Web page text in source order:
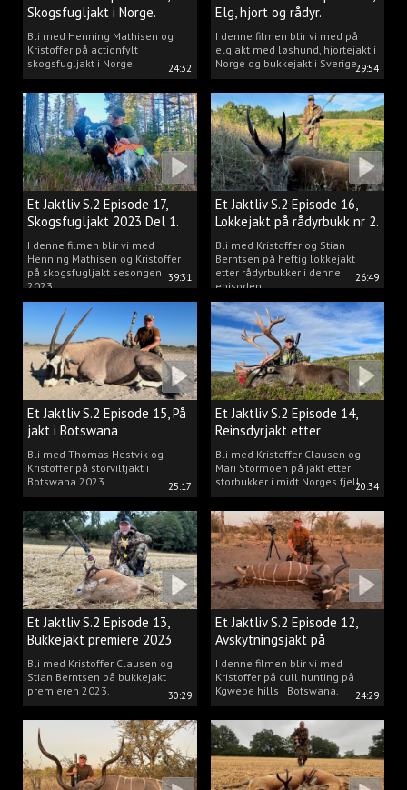
24:32
Skogsfugljakt i Norge.
Bli med Henning Mathisen og
Kristoffer på actionfylt
skogsfugljakt i Norge.
29:54
Elg, hjort og rådyr.
I denne filmen blir vi med på
elgjakt med løshund, hjortejakt i
Norge og bukkejakt i Sverige.
39:31
Et Jaktliv S.2 Episode 17,
Skogsfugljakt 2023 Del 1.
I denne filmen blir vi med
Henning Mathisen og Kristoffer
på skogsfugljakt sesongen
2023.
26:49
Et Jaktliv S.2 Episode 16,
Lokkejakt på rådyrbukk nr 2.
Bli med Kristoffer og Stian
Berntsen på heftig lokkejakt
etter rådyrbukker i denne
episoden.
25:17
Et Jaktliv S.2 Episode 15, På
jakt i Botswana
Bli med Thomas Hestvik og
Kristoffer på storviltjakt i
Botswana 2023
20:34
Et Jaktliv S.2 Episode 14,
Reinsdyrjakt etter
storbukker.
Bli med Kristoffer Clausen og
Mari Stormoen på jakt etter
storbukker i midt Norges fjell.
30:29
Et Jaktliv S.2 Episode 13,
Bukkejakt premiere 2023
Bli med Kristoffer Clausen og
Stian Berntsen på bukkejakt
premieren 2023.
24:29
Et Jaktliv S.2 Episode 12,
Avskytningsjakt på
antiloper i Botswana
I denne filmen blir vi med
Kristoffer på cull hunting på
Kgwebe hills i Botswana.